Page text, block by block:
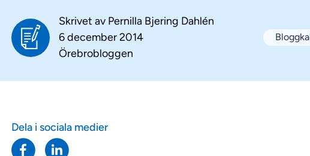
Skrivet av Pernilla Bjering Dahlén
6 december 2014
Örebrobloggen
Dela i sociala medier